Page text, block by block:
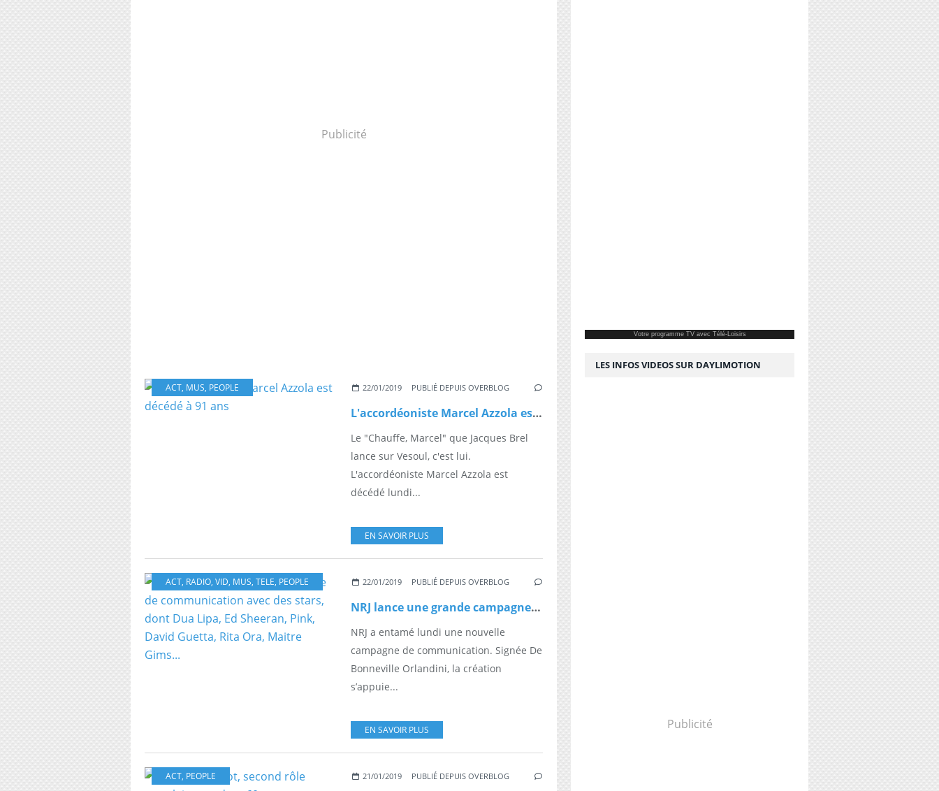
Publicité
ACT, MUS, PEOPLE 22/01/2019 PUBLIÉ DEPUIS OVERBLOG
L'accordéoniste Marcel Azzola est décédé à 91 ans
Le "Chauffe, Marcel" que Jacques Brel
lance sur Vesoul, c'est lui.
L'accordéoniste Marcel Azzola est
décédé lundi...
EN SAVOIR PLUS
ACT, RADIO, VID, MUS, TELE, PEOPLE 22/01/2019 PUBLIÉ DEPUIS OVERBLOG
NRJ lance une grande campagne de communication avec des stars, dont Dua Lipa, Ed Sheeran, Pink, David Guetta, Rita Ora, Maitre Gims...
NRJ a entamé lundi une nouvelle
campagne de communication. Signée De
Bonneville Orlandini, la création
s’appuie...
EN SAVOIR PLUS
ACT, PEOPLE 21/01/2019 PUBLIÉ DEPUIS OVERBLOG
Votre programme TVavec Télé-Loisirs
LES INFOS VIDEOS SUR DAYLIMOTION
Publicité